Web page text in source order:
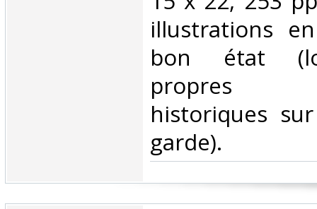
illustrations
bon état
propres
historiques
garde).‎